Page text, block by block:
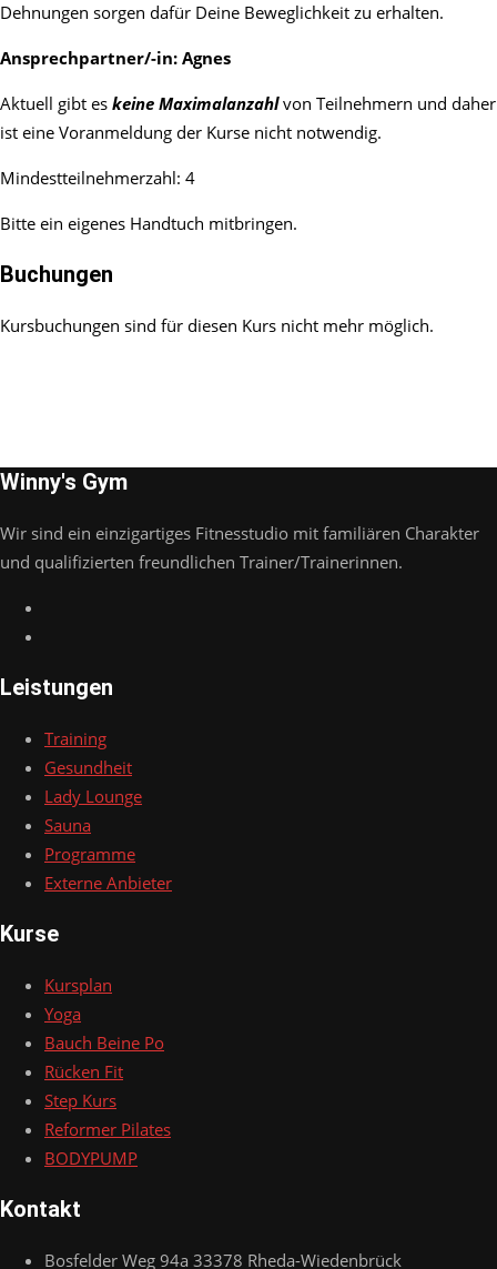
Dehnungen sorgen dafür Deine Beweglichkeit zu erhalten.
Ansprechpartner/-in: Agnes
Aktuell gibt es keine Maximalanzahlvon Teilnehmern und daher
ist eine Voranmeldung der Kurse nicht notwendig.
Mindestteilnehmerzahl: 4
Bitte ein eigenes Handtuch mitbringen.
Buchungen
Kursbuchungen sind für diesen Kurs nicht mehr möglich.
Winny's Gym
Wir sind ein einzigartiges Fitnesstudio mit familiären Charakter
und qualifizierten freundlichen Trainer/Trainerinnen.
Leistungen
Training
Gesundheit
Lady Lounge
Sauna
Programme
Externe Anbieter
Kurse
Kursplan
Yoga
Bauch Beine Po
Rücken Fit
Step Kurs
Reformer Pilates
BODYPUMP
Kontakt
Bosfelder Weg 94a 33378 Rheda-Wiedenbrück